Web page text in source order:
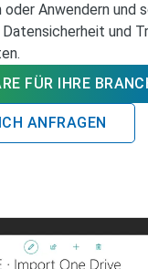
Anwendern und
und
FÜR IHRE
ANFRAGEN